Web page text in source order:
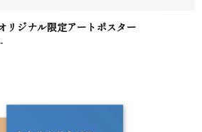
ジナル限定アートポスター